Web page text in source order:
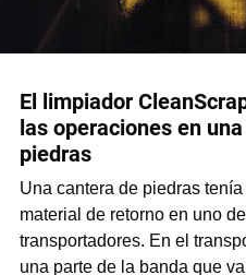
El limpiador
las operaciones en
piedras
Una cantera de piedras
material de retorno en uno
transportadores. En el
una parte de la banda que